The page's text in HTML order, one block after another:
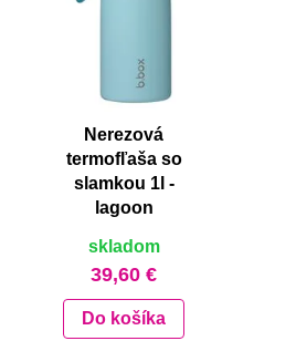
Nerezová
termofľaša so
slamkou 1l -
lagoon
skladom
39,60 €
Do košíka